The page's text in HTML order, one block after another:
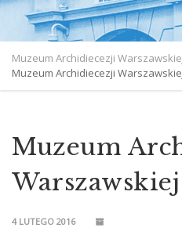
Muzeum Archidiecezji
Muzeum Archidiecezji
Muzeum
Warszawskiej
4 LUTEGO 2016